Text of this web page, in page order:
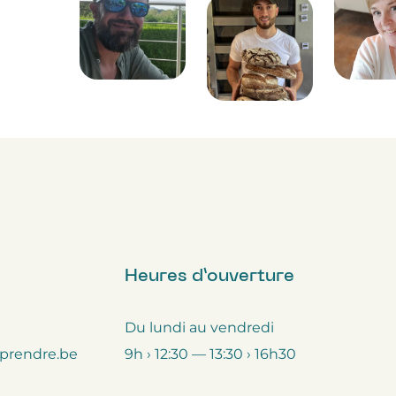
Heures d’ouverture
Du lundi au vendredi
9h › 12:30 — 13:30 › 16h30